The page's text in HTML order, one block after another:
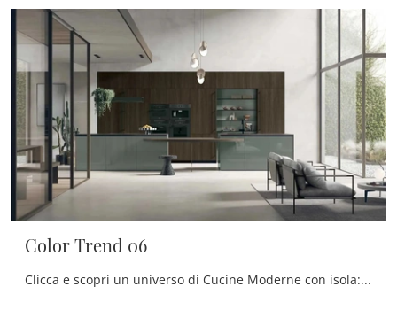
Color Trend 06
Clicca e scopri un universo di Cucine Moderne con isola: la cucina Color Trend 06 Stosa in legno ti sta aspettando!